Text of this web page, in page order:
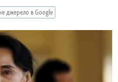
джерело в Google